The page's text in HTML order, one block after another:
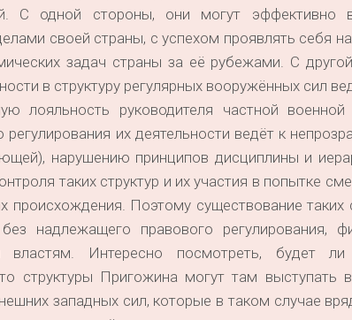
С одной стороны, они могут эффективно
своей страны, с успехом проявлять себя
задач страны за её рубежами. С
в структуру регулярных вооружённых сил
лояльность руководителя частной военной
их деятельности ведёт к
нарушению принципов дисциплины и
таких структур и их участия в попытке
происхождения. Поэтому существование таких
надлежащего правового регулирования,
властям. Интересно посмотреть, будет ли
структуры Пригожина могут там выступать в
западных сил, которые в таком случае